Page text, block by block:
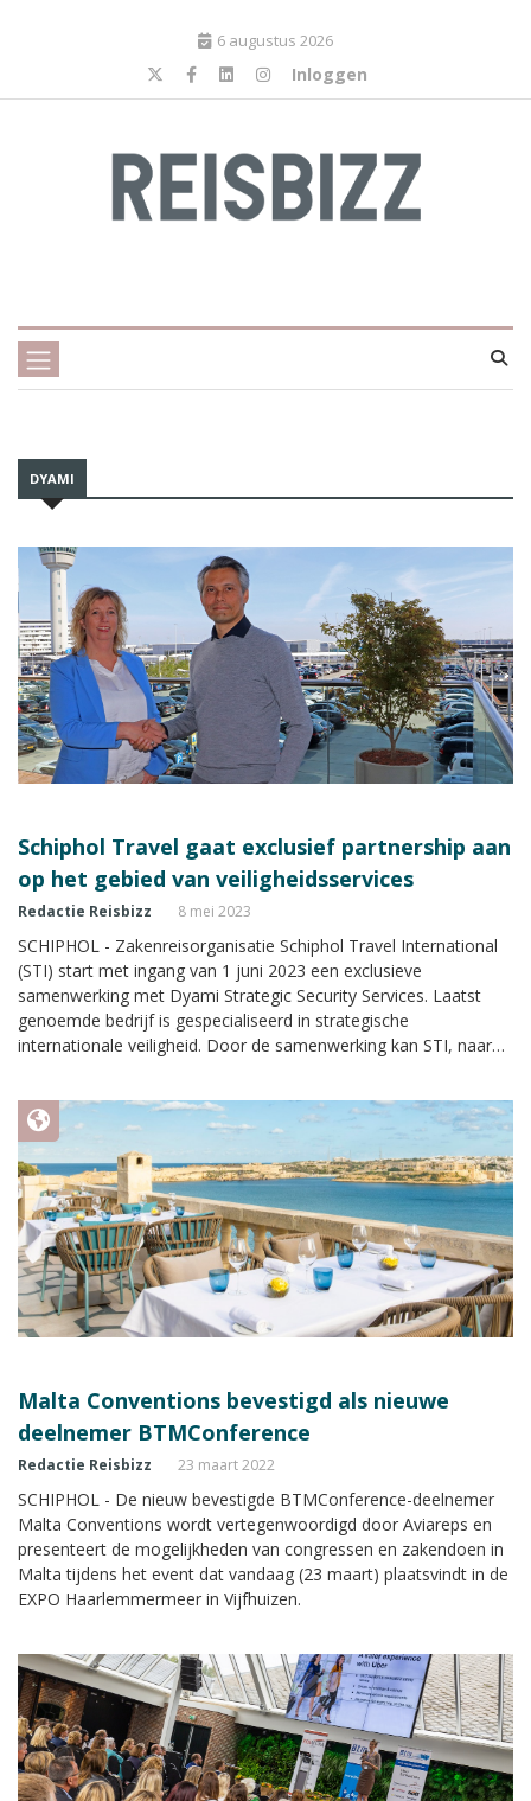
6 augustus 2026
Inloggen
DYAMI
Schiphol Travel gaat exclusief partnership aan
op het gebied van veiligheidsservices
Redactie Reisbizz 8 mei 2023
SCHIPHOL - Zakenreisorganisatie Schiphol Travel International
(STI) start met ingang van 1 juni 2023 een exclusieve
samenwerking met Dyami Strategic Security Services. Laatst
genoemde bedrijf is gespecialiseerd in strategische
internationale veiligheid. Door de samenwerking kan STI, naar
bieden aan haar relaties.
Malta Conventions bevestigd als nieuwe
deelnemer BTMConference
Redactie Reisbizz 23 maart 2022
SCHIPHOL - De nieuw bevestigde BTMConference-deelnemer
Malta Conventions wordt vertegenwoordigd door Aviareps en
presenteert de mogelijkheden van congressen en zakendoen in
Malta tijdens het event dat vandaag (23 maart) plaatsvindt in de
EXPO Haarlemmermeer in Vijfhuizen.